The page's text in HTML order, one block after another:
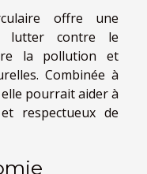
offre une
lutter contre le
la pollution et
Combinée à
pourrait aider à
respectueux de